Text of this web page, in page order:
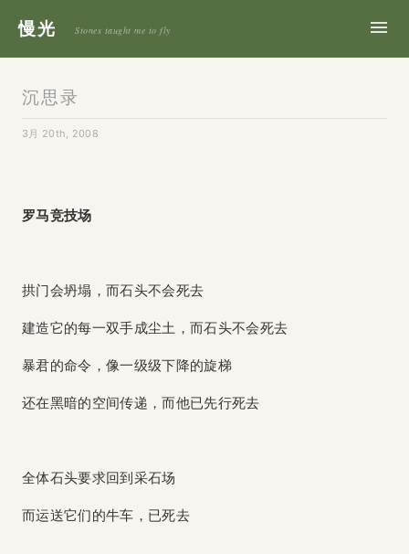
慢光 Stones taught me to fly
沉思录
3月 20th, 2008
罗马竞技场
拱门会坍塌，而石头不会死去
建造它的每一双手成尘土，而石头不会死去
暴君的命令，像一级级下降的旋梯
还在黑暗的空间传递，而他已先行死去
全体石头要求回到采石场
而运送它们的牛车，已死去